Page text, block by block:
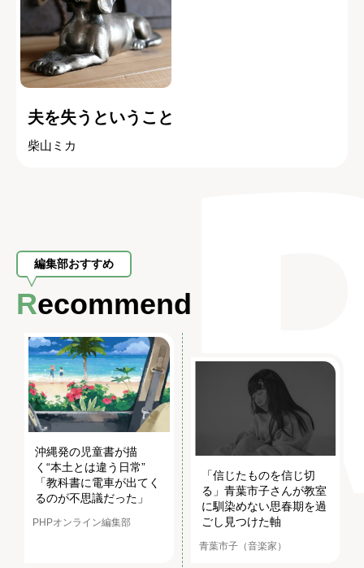
夫を失うということ
柴山ミカ
編集部おすすめ
Recommend
沖縄発の児童書が描
く“本土とは違う日常”
「教科書に電車が出てく
るのが不思議だった」
PHPオンライン編集部
「信じたものを信じ切
る」青葉市子さんが教室
に馴染めない思春期を過
ごし見つけた軸
青葉市子（音楽家）